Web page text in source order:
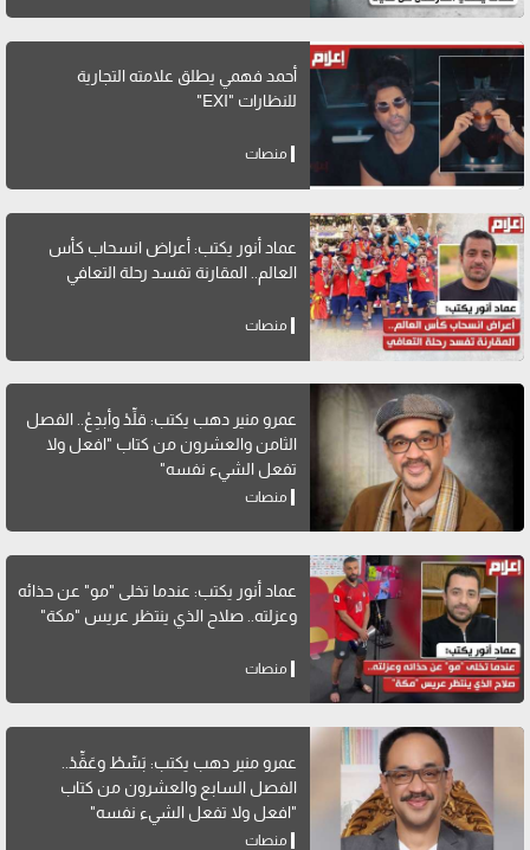
أحمد فهمي يطلق علامته التجارية
للنظارات "EXI"
منصات
عماد أنور يكتب: أعراض انسحاب كأس
العالم.. المقارنة تفسد رحلة التعافي
منصات
عمرو منير دهب يكتب: قلِّدْ وأبدِعْ.. الفصل
الثامن والعشرون من كتاب "افعل ولا
تفعل الشيء نفسه"
منصات
عماد أنور يكتب: عندما تخلى "مو" عن حذائه
وعزلته.. صلاح الذي ينتظر عريس "مكة"
منصات
عمرو منير دهب يكتب: بَسِّطْ وعَقِّدْ..
الفصل السابع والعشرون من كتاب
"افعل ولا تفعل الشيء نفسه"
منصات